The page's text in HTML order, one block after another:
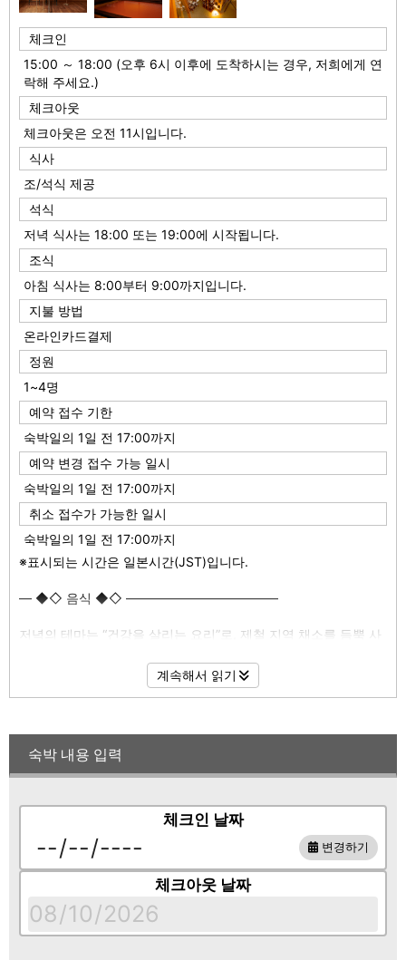
체크인
15:00 ～ 18:00 (오후 6시 이후에 도착하시는 경우, 저희에게 연
락해 주세요.)
체크아웃
체크아웃은 오전 11시입니다.
식사
조/석식 제공
석식
저녁 식사는 18:00 또는 19:00에 시작됩니다.
조식
아침 식사는 8:00부터 9:00까지입니다.
지불 방법
온라인카드결제
정원
1~4명
예약 접수 기한
숙박일의 1일 전 17:00까지
예약 변경 접수 가능 일시
숙박일의 1일 전 17:00까지
취소 접수가 가능한 일시
숙박일의 1일 전 17:00까지
※표시되는 시간은 일본시간(JST)입니다.
― ◆◇ 음식 ◆◇ ――――――――――――
저녁의 테마는 “건강을 살리는 요리”로, 제철 지역 채소를 듬뿍 사
메인 요리는 샤토브리앙(Chateaubriand, 100g)으로, 일본 3대 와
아침 식사에는 매일 아침 배달되는 신선한 두유로 만든 하나노 특
제 【유바】가 포함됩니다.
전채／갈아낸 요리／구운 “이세 랍스터”／그릇 요리／서프라이즈
／일품 요리／강한 요리 “특선 고베규 샤토브리앙 철판구이”／초
무침／밥／절임／디저트 (총 10품)
【식사 장소】
계속해서 읽기
숙박 내용 입력
체크인 날짜
변경하기
체크아웃 날짜